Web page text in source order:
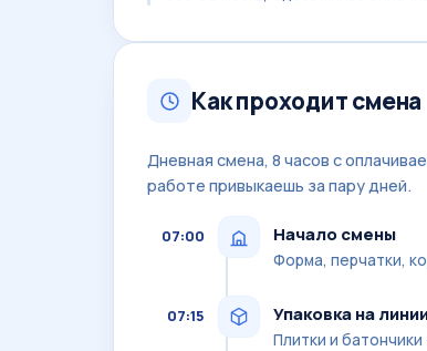
Как проходит смена
Дневная смена, 8 часов с
работе привыкаешь за пару дней.
07:00 Начало смены
Форма, перчатки,
07:15 Упаковка на
Плитки и